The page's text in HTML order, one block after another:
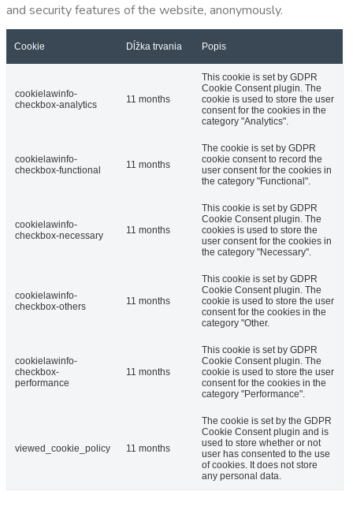
and security features of the website, anonymously.
Cookie Dĺžka trvania Popis
cookielawinfo-
checkbox-analytics
11 months
This cookie is set by GDPR
Cookie Consent plugin. The
cookie is used to store the user
consent for the cookies in the
category "Analytics".
cookielawinfo-
checkbox-functional
11 months
The cookie is set by GDPR
cookie consent to record the
user consent for the cookies in
the category "Functional".
cookielawinfo-
checkbox-necessary
11 months
This cookie is set by GDPR
Cookie Consent plugin. The
cookies is used to store the
user consent for the cookies in
the category "Necessary".
cookielawinfo-
checkbox-others
11 months
This cookie is set by GDPR
Cookie Consent plugin. The
cookie is used to store the user
consent for the cookies in the
category "Other.
cookielawinfo-
checkbox-
performance
11 months
This cookie is set by GDPR
Cookie Consent plugin. The
cookie is used to store the user
consent for the cookies in the
category "Performance".
viewed_cookie_policy 11 months
The cookie is set by the GDPR
Cookie Consent plugin and is
used to store whether or not
user has consented to the use
of cookies. It does not store
any personal data.